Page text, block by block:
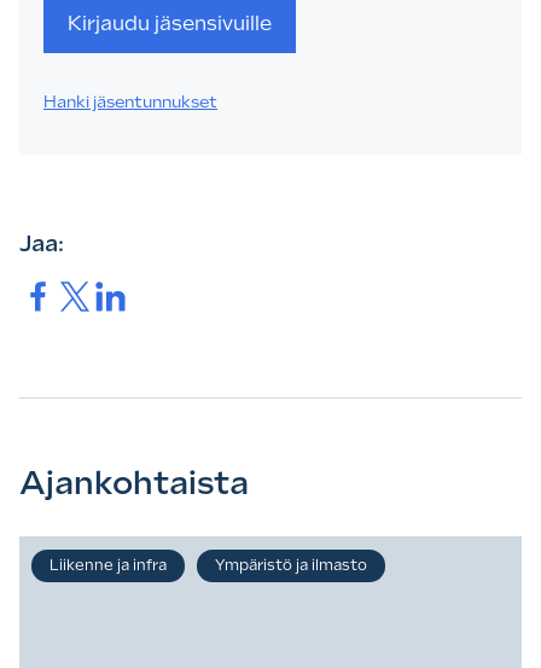
Kirjaudu jäsensivuille
Hanki jäsentunnukset
Jaa:
Jaa. Jaa.Jaa.
Ajankohtaista
Liikenne ja infra Ympäristö ja ilmasto